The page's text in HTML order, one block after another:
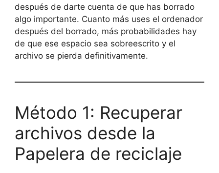
después de darte cuenta de que has borrado
algo importante. Cuanto más uses el ordenador
después del borrado, más probabilidades hay
de que ese espacio sea sobreescrito y el
archivo se pierda definitivamente.
Método 1: Recuperar
archivos desde la
Papelera de reciclaje